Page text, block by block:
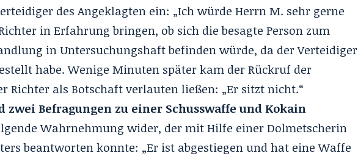
des Angeklagten ein: „Ich würde Herrn M. sehr gerne
in Erfahrung bringen, ob sich die besagte Person zum
in Untersuchungshaft befinden würde, da der Verteidiger
habe. Wenige Minuten später kam der Rückruf der
Richter als Botschaft verlauten ließen: „Er sitzt nicht.“
zwei Befragungen zu einer Schusswaffe und Kokain
Wahrnehmung wider, der mit Hilfe einer Dolmetscherin
beantworten konnte: „Er ist abgestiegen und hat eine Waffe